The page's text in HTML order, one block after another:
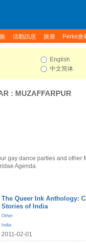
活動訊息 旅遊 Perks會
English
中文简体
: MUZAFFARPUR
gay dance parties and other
Agenda.
The Queer Ink Anthology:
Stories of India
Other
India
2011-02-01